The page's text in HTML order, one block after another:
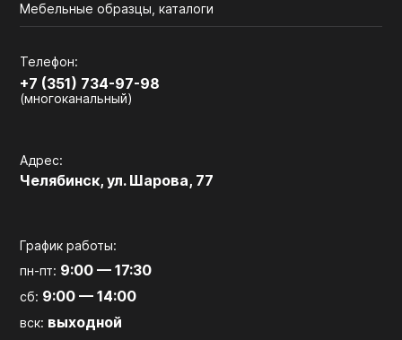
Мебельные образцы, каталоги
Телефон:
+7 (351) 734-97-98
(многоканальный)
Адрес:
Челябинск, ул. Шарова, 77
График работы:
пн-пт: 9:00 — 17:30
сб: 9:00 — 14:00
вск: выходной